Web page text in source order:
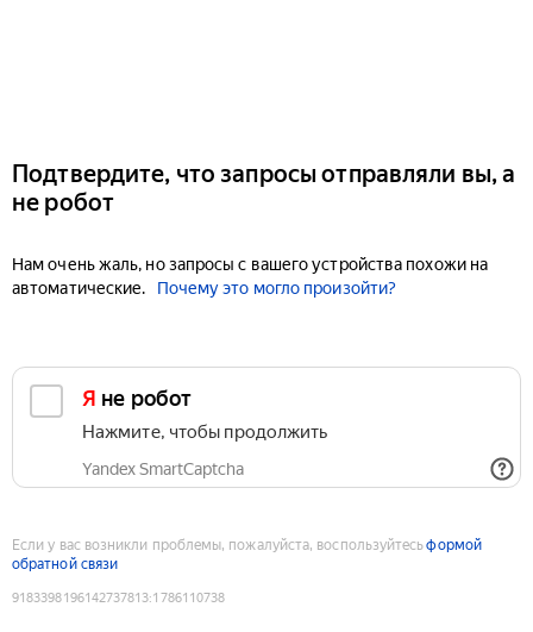
Подтвердите, что запросы отправляли вы, а
не робот
Нам очень жаль, но запросы с вашего устройства похожи на
автоматические.
Почему это могло произойти?
Я не робот
Нажмите, чтобы продолжить
Yandex SmartCaptcha
Если у вас возникли проблемы, пожалуйста, воспользуйтесьформой
обратной связи
9183398196142737813:1786110738